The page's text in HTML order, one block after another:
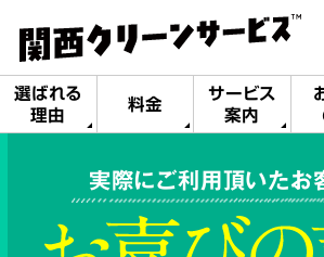
選ばれる
理由
料金
サービス
案内
実際にご利用頂いたお